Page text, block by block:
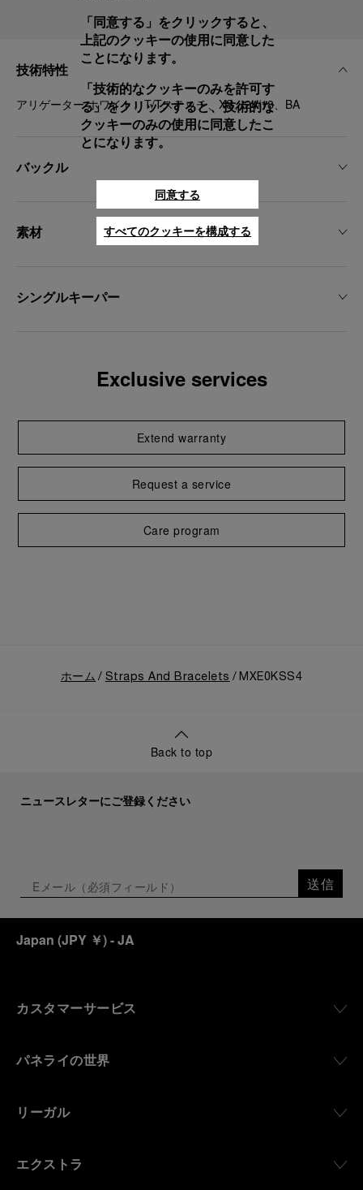
技術特性
アリゲーター ホワイト、T/Tステッチ、XS、24/18、BA
バックル
素材
シングルキーパー
Exclusive services
Extend warranty
Request a service
Care program
ホーム Straps And Bracelets MXE0KSS4
Back to top
ニュースレターにご登録ください
送信
Japan (JPY ￥)- JA
カスタマーサービス
パネライの世界
リーガル
エクストラ
「同意する」をクリックすると、
上記のクッキーの使用に同意した
ことになります。
「技術的なクッキーのみを許可す
る」をクリックすると、技術的な
クッキーのみの使用に同意したこ
とになります。
同意する
すべてのクッキーを構成する